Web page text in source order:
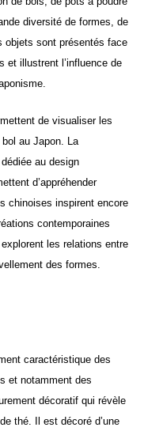
diversité de formes, de
objets sont présentés face
illustrent l’influence de
de visualiser les
au Japon. La
au design
d’appréhender
chinoises inspirent encore
contemporaines
les relations entre
des formes.
caractéristique des
et notamment des
décoratif qui révèle
thé. Il est décoré d’une